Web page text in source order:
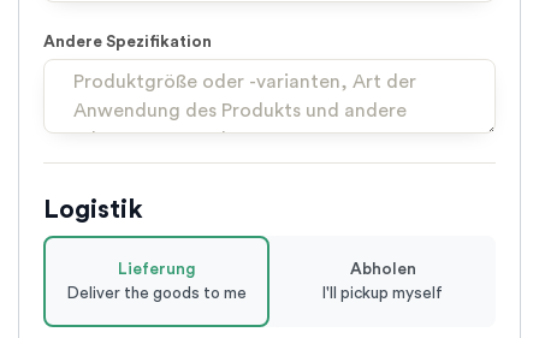
Andere Spezifikation
Logistik
Lieferung
Deliver the goods to me
Abholen
I'll pickup myself